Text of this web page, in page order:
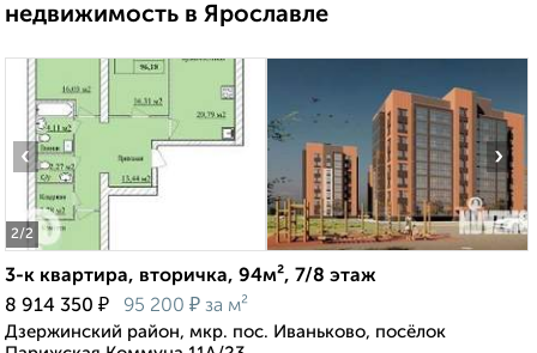
недвижимость в Ярославле
2/2
‹ ›
3-к квартира, вторичка, 94м², 7/8 этаж
8 914 350 ₽ 95 200 ₽ за м²
Дзержинский район, мкр. пос. Иваньково, посёлок